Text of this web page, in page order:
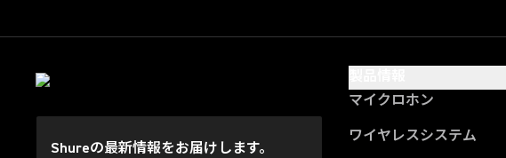
Shureの最新情報をお届けします。
マイクロホン
ワイヤレスシステム